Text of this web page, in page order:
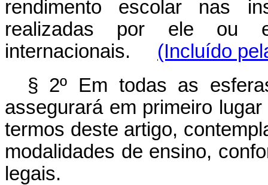
rendimento escolar nas
realizadas por ele ou
internacionais. (Incluído
§ 2º Em todas as
assegurará em primeiro
termos deste artigo,
modalidades de ensino,
legais.